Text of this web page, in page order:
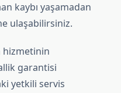
kaybı yaşamadan
ulaşabilirsiniz.
hizmetinin
garantisi
yetkili servis